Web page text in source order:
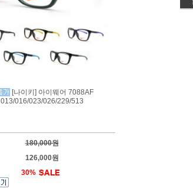
[나이키] 아이웨어 7088AF
013/016/023/026/229/513
180,000원
126,000원
30%